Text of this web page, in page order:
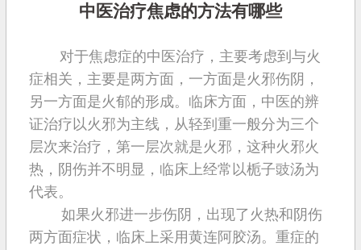
中医治疗焦虑的方法有哪些
对于焦虑症的中医治疗，主要考虑到与火
症相关，主要是两方面，一方面是火邪伤阴，
另一方面是火郁的形成。临床方面，中医的辨
证治疗以火邪为主线，从轻到重一般分为三个
层次来治疗，第一层次就是火邪，这种火邪火
热，阴伤并不明显，临床上经常以栀子豉汤为
代表。
如果火邪进一步伤阴，出现了火热和阴伤
两方面症状，临床上采用黄连阿胶汤。重症的